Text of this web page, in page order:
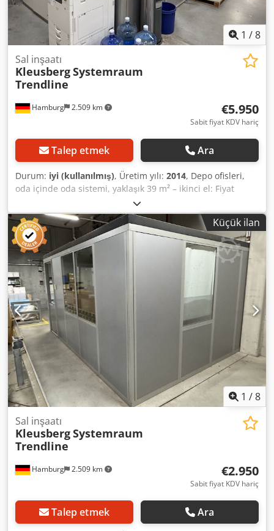
1 /8
Hamburg 2.509 km
Sal inşaatı
KleusbergSystemraum
Trendline
€5.950
Sabit fiyat KDV hariç
Talep etmek Ara
Durum: iyi (kullanılmış), Üretim yılı: 2014, Depo ofisleri,
oda içinde oda sistemi, yaklaşık 39 m² – ikinci el: Fiyat
(teslimat yeri dahil): 5.950,00 € (net), sökülmüş,
paketlenmiş ve yüklenmiş halde! Pozisyon 9: Üretici:
Kleusberg Codpfx Aszqzxtjlnerf Tip: Systemraum Trendline
Üretim yılı: bilinmiyor, muhtemelen 2014 Çatı, maksimum
100 kg ağırlığa kadar bir kişinin üzerinde yürüyebileceği
şekilde tasarlanmıştır. Eleman genişliği: yaklaşık 1,03 m
Uzunluk: yaklaşık 9,30 m (9 eleman) Derinlik: yaklaşık 4,25
m (4 eleman) Yükseklik: yaklaşık 2,96 m 1 adet kapı Tüm
ofisler üç taraftan kapalıdır ve bu nedenle bir tarafı salon
duvarına yaslıdır. Mevcutsa aydınlatma vb. dahil. Zemin
dahil değildir. Mobilya vb. dahil olmadan satılmaktadır.
Durum: iyi Teslimat: yaklaşık 4. çeyrek / 2026'dan itibaren
Konum: Hamburg
Küçük ilan
1 /8
Hamburg 2.509 km
Sal inşaatı
KleusbergSystemraum
Trendline
€2.950
Sabit fiyat KDV hariç
Talep etmek Ara